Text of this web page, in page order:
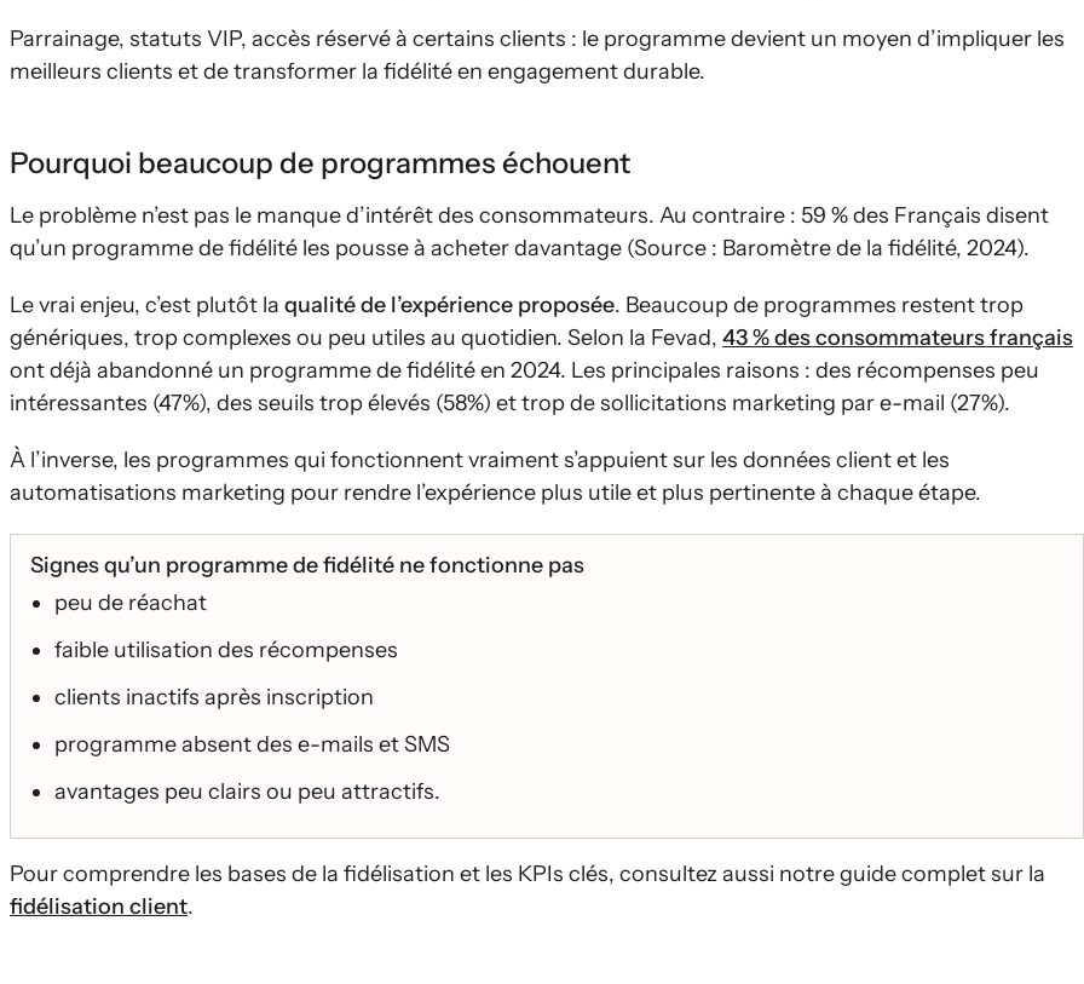
Parrainage, statuts VIP, accès réservé à certains clients : le programme devient un moyen d’impliquer les
meilleurs clients et de transformer la fidélité en engagement durable.
Pourquoi beaucoup de programmes échouent
Le problème n’est pas le manque d’intérêt des consommateurs. Au contraire : 59 % des Français disent
qu’un programme de fidélité les pousse à acheter davantage (Source : Baromètre de la fidélité, 2024).
Le vrai enjeu, c’est plutôt la qualité de l’expérience proposée. Beaucoup de programmes restent trop
génériques, trop complexes ou peu utiles au quotidien. Selon la Fevad, 43 % des consommateurs français
ont déjà abandonné un programme de fidélité en 2024. Les principales raisons : des récompenses peu
intéressantes (47%), des seuils trop élevés (58%) et trop de sollicitations marketing par e-mail (27%).
À l’inverse, les programmes qui fonctionnent vraiment s’appuient sur les données client et les
automatisations marketing pour rendre l’expérience plus utile et plus pertinente à chaque étape.
Signes qu’un programme de fidélité ne fonctionne pas
peu de réachat
faible utilisation des récompenses
clients inactifs après inscription
programme absent des e-mails et SMS
avantages peu clairs ou peu attractifs.
Pour comprendre les bases de la fidélisation et les KPIs clés, consultez aussi notre guide complet sur la
fidélisation client.